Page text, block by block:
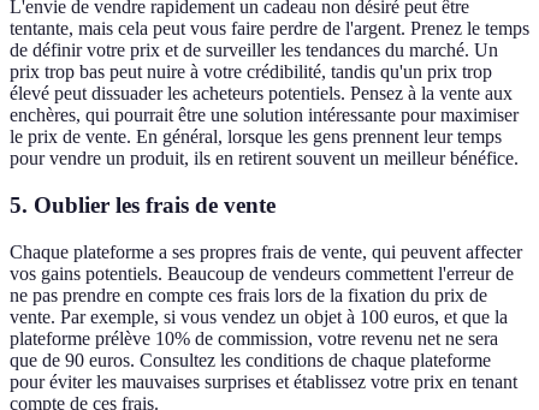
L'envie de vendre rapidement un cadeau non désiré peut être
tentante, mais cela peut vous faire perdre de l'argent. Prenez le temps
de définir votre prix et de surveiller les tendances du marché. Un
prix trop bas peut nuire à votre crédibilité, tandis qu'un prix trop
élevé peut dissuader les acheteurs potentiels. Pensez à la vente aux
enchères, qui pourrait être une solution intéressante pour maximiser
le prix de vente. En général, lorsque les gens prennent leur temps
pour vendre un produit, ils en retirent souvent un meilleur bénéfice.
5. Oublier les frais de vente
Chaque plateforme a ses propres frais de vente, qui peuvent affecter
vos gains potentiels. Beaucoup de vendeurs commettent l'erreur de
ne pas prendre en compte ces frais lors de la fixation du prix de
vente. Par exemple, si vous vendez un objet à 100 euros, et que la
plateforme prélève 10% de commission, votre revenu net ne sera
que de 90 euros. Consultez les conditions de chaque plateforme
pour éviter les mauvaises surprises et établissez votre prix en tenant
compte de ces frais.